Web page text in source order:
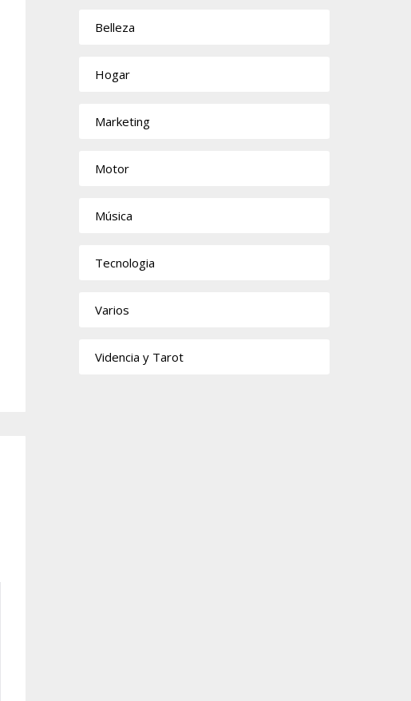
Belleza
Hogar
Marketing
Motor
Música
Tecnologia
Varios
Videncia y Tarot